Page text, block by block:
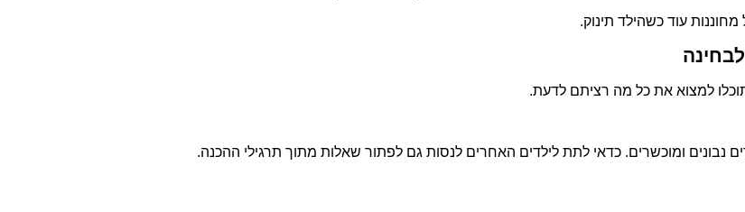
עוד כשהילד תינוק.
ומוכשרים. כדאי לתת לילדים האחרים לנסות גם לפתור שאלות מתוך תרגילי ההכנה.